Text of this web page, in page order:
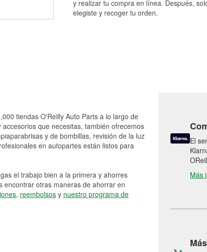
y realizar tu compra en línea. Después,
elegiste y recoger tu orden.
tiendas O'Reilly Auto Parts a lo largo de
que necesitas, también ofrecemos
y de bombillas, revisión de la luz
en autopartes están listos para
el trabajo bien a la primera y ahorres
encontrar otras maneras de ahorrar en
, reembolsos y nuestro programa de
El
Más